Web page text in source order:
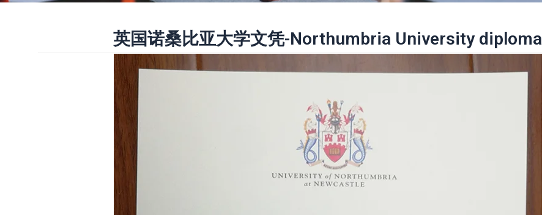
英国诺桑比亚大学文凭-Northumbria University diploma